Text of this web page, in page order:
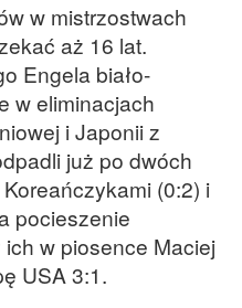
w mistrzostwach
aż 16 lat.
Engela biało-
w eliminacjach
i Japonii z
już po dwóch
(0:2) i
pocieszenie
ich w piosence Maciej
USA 3:1.